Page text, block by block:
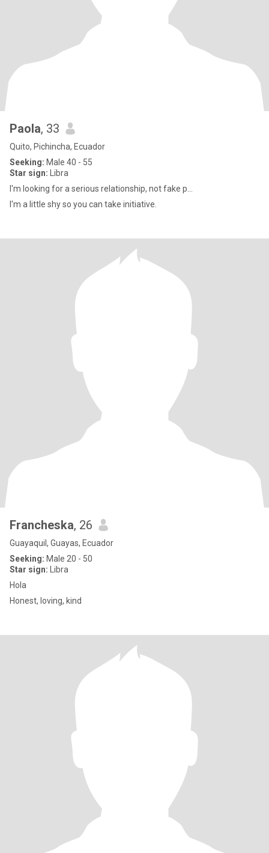
Paola, 33
Quito, Pichincha, Ecuador
Seeking: Male 40 - 55
Star sign: Libra
I'm looking for a serious relationship, not fake p...
I'm a little shy so you can take initiative.
Francheska, 26
Guayaquil, Guayas, Ecuador
Seeking: Male 20 - 50
Star sign: Libra
Hola
Honest, loving, kind